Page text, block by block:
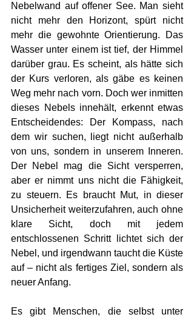
Nebelwand auf offener See. Man sieht
nicht mehr den Horizont, spürt nicht
mehr die gewohnte Orientierung. Das
Wasser unter einem ist tief, der Himmel
darüber grau. Es scheint, als hätte sich
der Kurs verloren, als gäbe es keinen
Weg mehr nach vorn. Doch wer inmitten
dieses Nebels innehält, erkennt etwas
Entscheidendes: Der Kompass, nach
dem wir suchen, liegt nicht außerhalb
von uns, sondern in unserem Inneren.
Der Nebel mag die Sicht versperren,
aber er nimmt uns nicht die Fähigkeit,
zu steuern. Es braucht Mut, in dieser
Unsicherheit weiterzufahren, auch ohne
klare Sicht, doch mit jedem
entschlossenen Schritt lichtet sich der
Nebel, und irgendwann taucht die Küste
auf – nicht als fertiges Ziel, sondern als
neuer Anfang.
Es gibt Menschen, die selbst unter